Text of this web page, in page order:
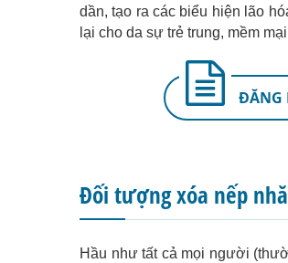
dần, tạo ra các biểu hiện lão
lại cho da sự trẻ trung, mềm
ĐĂNG
Đối tượng xóa nếp
Hầu như tất cả mọi người